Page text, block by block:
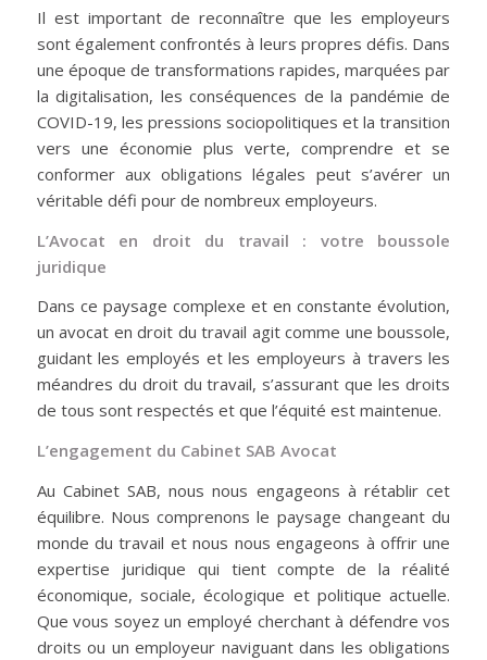
Il est important de reconnaître que les employeurs
sont également confrontés à leurs propres défis. Dans
une époque de transformations rapides, marquées par
la digitalisation, les conséquences de la pandémie de
COVID-19, les pressions sociopolitiques et la transition
vers une économie plus verte, comprendre et se
conformer aux obligations légales peut s’avérer un
véritable défi pour de nombreux employeurs.
L’Avocat en droit du travail : votre boussole
juridique
Dans ce paysage complexe et en constante évolution,
un avocat en droit du travail agit comme une boussole,
guidant les employés et les employeurs à travers les
méandres du droit du travail, s’assurant que les droits
de tous sont respectés et que l’équité est maintenue.
L’engagement du Cabinet SAB Avocat
Au Cabinet SAB, nous nous engageons à rétablir cet
équilibre. Nous comprenons le paysage changeant du
monde du travail et nous nous engageons à offrir une
expertise juridique qui tient compte de la réalité
économique, sociale, écologique et politique actuelle.
Que vous soyez un employé cherchant à défendre vos
droits ou un employeur naviguant dans les obligations